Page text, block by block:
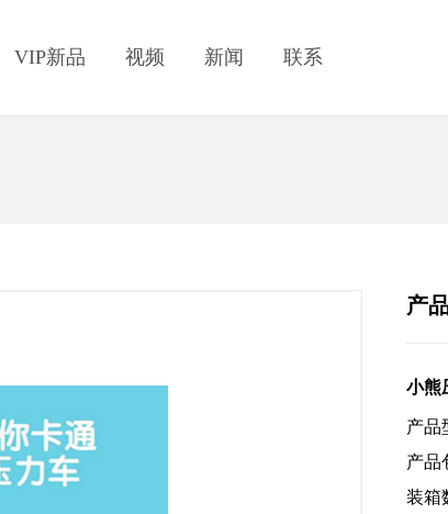
VIP新品 视频 新闻 联系
产
小熊
产品
产品
装箱